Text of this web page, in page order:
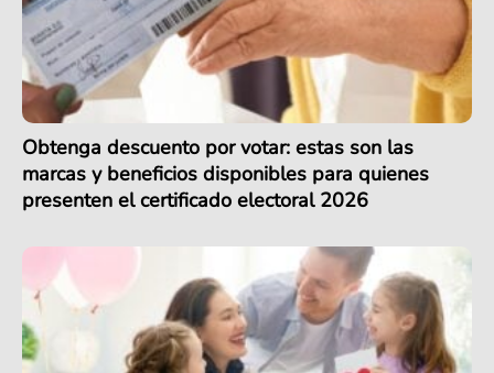
Obtenga descuento por votar: estas son las
marcas y beneficios disponibles para quienes
presenten el certificado electoral 2026